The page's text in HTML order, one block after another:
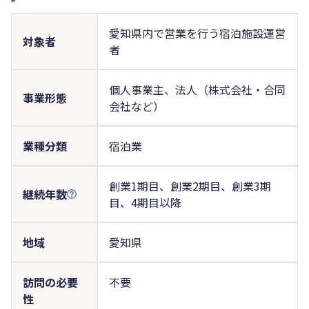
対象者
愛知県内で営業を行う宿泊施設運営
者
事業形態
個人事業主、法人（株式会社・合同
会社など）
業種分類 宿泊業
継続年数
創業1期目、創業2期目、創業3期
目、4期目以降
地域 愛知県
訪問の必要
性
不要